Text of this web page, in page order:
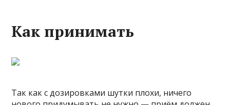
Как принимать
Так как с дозировками шутки плохи, ничего